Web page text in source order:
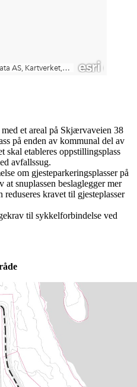
et areal på Skjærvaveien 38
på enden av kommunal del av
skal etableres oppstillingsplass
avfallssug.
om gjesteparkeringsplasser på
at snuplassen beslaglegger mer
reduseres kravet til gjesteplasser
til sykkelforbindelse ved